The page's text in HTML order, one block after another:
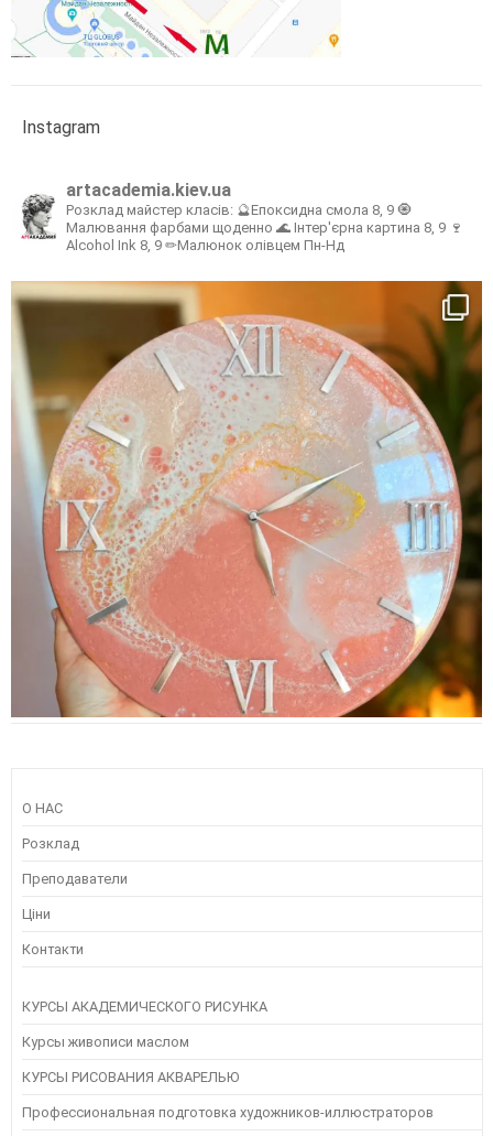
Instagram
artacademia.kiev.ua
Розклад майстер класів: 🔮Епоксидна смола 8, 9 🧿
Малювання фарбами щоденно 🌊 Інтер'єрна картина 8, 9 🍷
Alcohol Ink 8, 9 ✏Малюнок олівцем Пн-Нд
О НАС
Розклад
Преподаватели
Ціни
Контакти
КУРСЫ АКАДЕМИЧЕСКОГО РИСУНКА
Курсы живописи маслом
КУРСЫ РИСОВАНИЯ АКВАРЕЛЬЮ
Профессиональная подготовка художников-иллюстраторов